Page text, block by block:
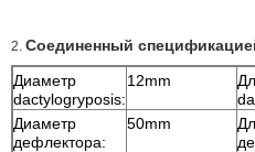
2. Соединенный
Диаметр
dactylogryposis:
12mm
Диаметр
дефлектора:
50mm